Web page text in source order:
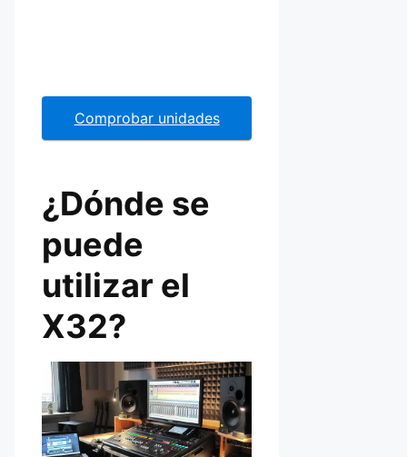
Comprobar unidades
¿Dónde se
puede
utilizar el
X32?